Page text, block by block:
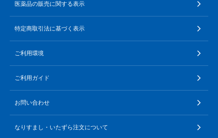
医薬品の販売に関する表示
特定商取引法に基づく表示
ご利用環境
ご利用ガイド
お問い合わせ
なりすまし・いたずら注文について